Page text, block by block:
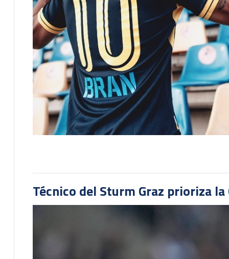
Técnico del Sturm Graz prioriza